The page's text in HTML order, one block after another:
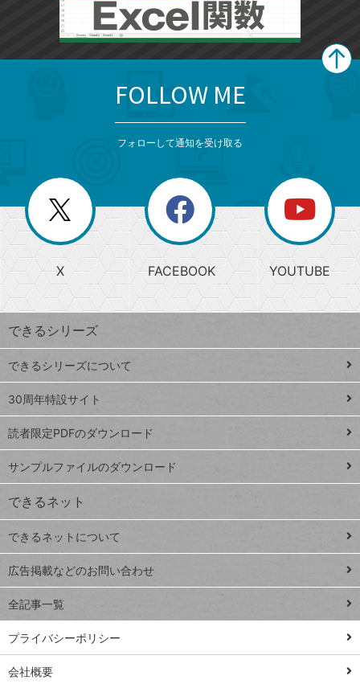
じ
る
search
検
索
上
昇
ワ
ー
ド
Google
スプレ
ッドシ
ート
iPhone
VLOOKUP
close
閉じ
る
閉
じ
る
ー
か
ら
探
す
ト
ッ
プ
ペ
ジ
連載
Excel Q&A
トイアンナ流仕
事術
PowerAutomate
ではじめる業務
の完全自動化
AI議事録作成術
FOLLOW ME
フォローして通知を受け取る
X FACEBOOK YOUTUBE
できるシリーズ
できるシリーズについて
30周年特設サイト
読者限定PDFのダウンロード
サンプルファイルのダウンロード
できるネット
できるネットについて
広告掲載などのお問い合わせ
全記事一覧
プライバシーポリシー
会社概要